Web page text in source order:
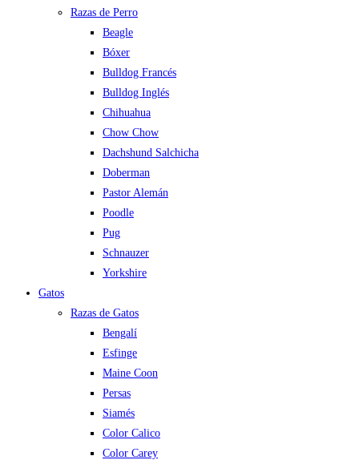
Razas de Perro
Beagle
Bóxer
Bulldog Francés
Bulldog Inglés
Chihuahua
Chow Chow
Dachshund Salchicha
Doberman
Pastor Alemán
Poodle
Pug
Schnauzer
Yorkshire
Gatos
Razas de Gatos
Bengalí
Esfinge
Maine Coon
Persas
Siamés
Color Calico
Color Carey